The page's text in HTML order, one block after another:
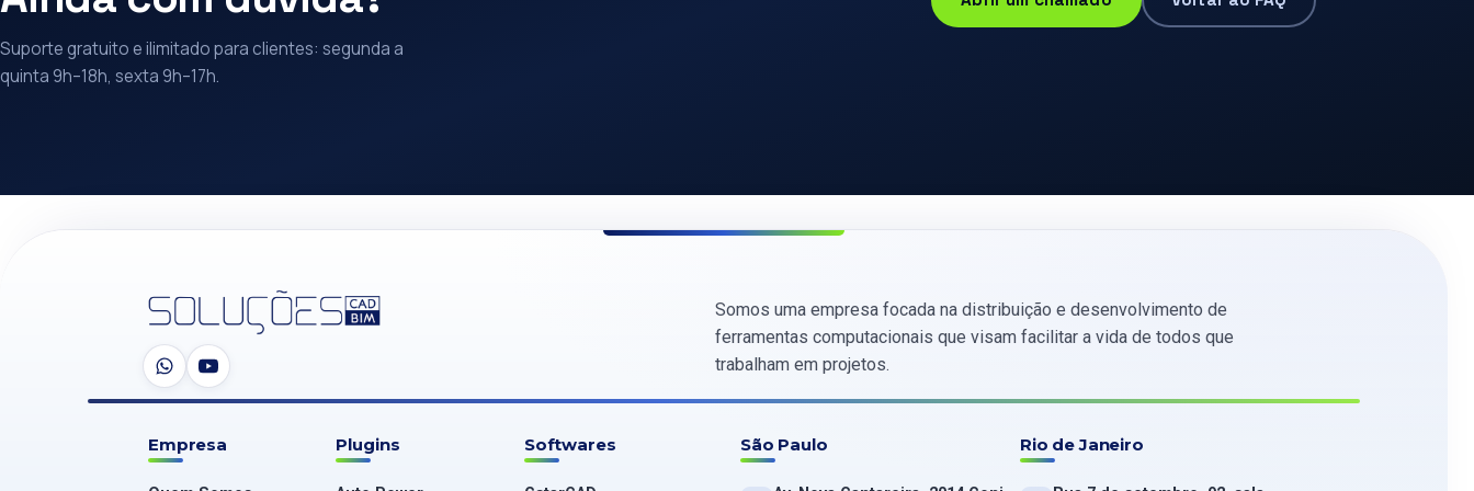
Suporte gratuito e ilimitado para clientes: segunda a
quinta 9h–18h, sexta 9h–17h.
Somos uma empresa focada na distribuição e desenvolvimento de
ferramentas computacionais que visam facilitar a vida de todos que
trabalham em projetos.
Empresa Plugins Softwares São Paulo Rio de Janeiro